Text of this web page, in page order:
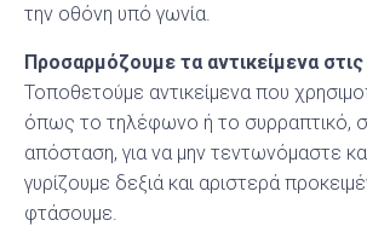
την οθόνη υπό γωνία.
Προσαρμόζουμε τα αντικείμενα
Τοποθετούμε αντικείμενα που
όπως το τηλέφωνο ή το συρραπτικό,
απόσταση, για να μην τεντωνόμαστε
γυρίζουμε δεξιά και αριστερά
φτάσουμε.